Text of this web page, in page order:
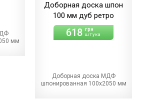
мм
Доборная доска шпон
100 мм дуб ретро
618 грн
штука
Доборная доска МДФ
шпонированная 100х2050 мм